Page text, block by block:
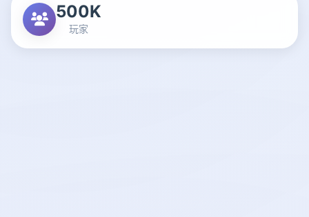
500K
玩家